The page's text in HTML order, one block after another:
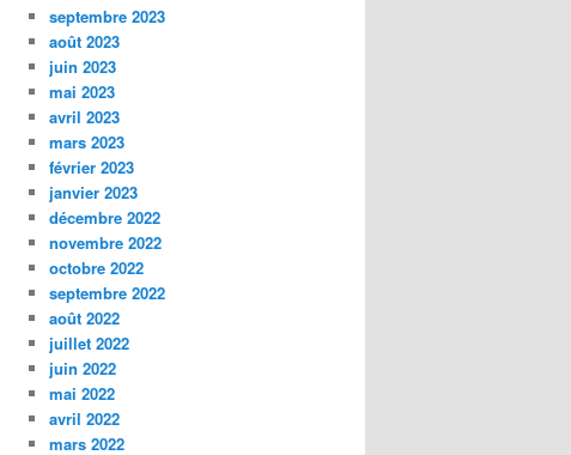
septembre 2023
août 2023
juin 2023
mai 2023
avril 2023
mars 2023
février 2023
janvier 2023
décembre 2022
novembre 2022
octobre 2022
septembre 2022
août 2022
juillet 2022
juin 2022
mai 2022
avril 2022
mars 2022